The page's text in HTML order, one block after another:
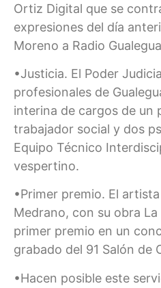
Ortiz Digital que se
expresiones del día
Moreno a Radio
•Justicia. El Poder
profesionales de
interina de cargos de un
trabajador social y dos
Equipo Técnico
vespertino.
•Primer premio. El
Medrano, con su obra
primer premio en un
grabado del 91 Salón de
•Hacen posible este